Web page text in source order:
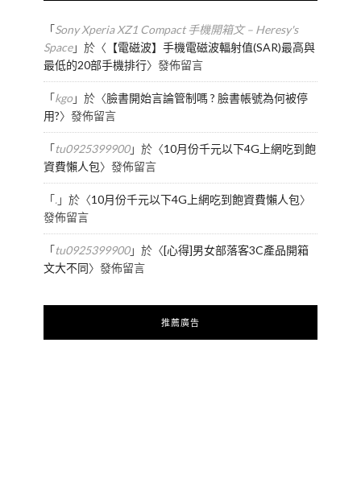
「Sony Xperia XZ1 Compact 手機開箱文 – Heresy's
Space」於〈 【電磁波】手機電磁波輻射值(SAR)最高與
最低的20部手機排行〉發佈留言
「kgo」於〈臉書開始言論管制嗎 ? 臉書帳號為何被停
用?〉發佈留言
「tu0925399900」於〈10月份千元以下4G上網吃到飽
資費懶人包〉發佈留言
「.」於〈10月份千元以下4G上網吃到飽資費懶人包〉
發佈留言
「tu0925399900」於〈[心得]男女部落客3C產品開箱
文大不同〉發佈留言
推薦廣告